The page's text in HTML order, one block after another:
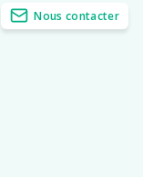
Nous contacter